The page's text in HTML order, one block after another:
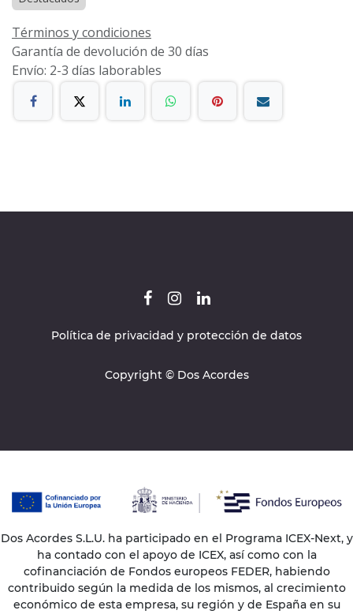
Términos y condiciones
Garantía de devolución de 30 días
Envío: 2-3 días laborables
Política de privacidad y protección de datos
Copyright © Dos Acordes
Dos Acordes S.L.U. ha participado en el Programa ICEX-Next, y
ha contado con el apoyo de ICEX, así como con la
cofinanciación de Fondos europeos FEDER, habiendo
contribuido según la medida de los mismos, al crecimiento
económico de esta empresa, su región y de España en su